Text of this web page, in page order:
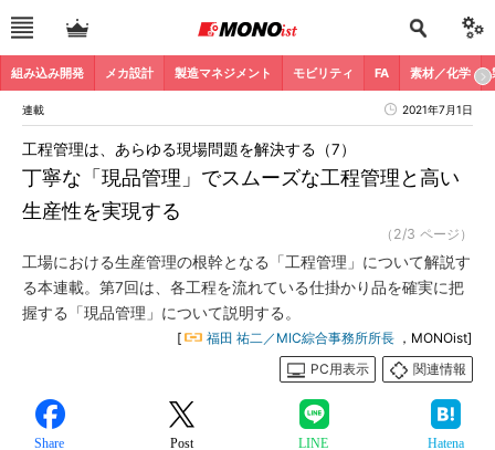
組み込み開発 メカ設計 製造マネジメント モビリティ FA 素材／化学
連載 2021年7月1日
丁寧な「現品管理」でスムーズな工程管理と高い
生産性を実現する
工程管理は、あらゆる現場問題を解決する（7）
（2/3 ページ）
工場における生産管理の根幹となる「工程管理」について解説す
る本連載。第7回は、各工程を流れている仕掛かり品を確実に把
握する「現品管理」について説明する。
[ 福田 祐二／MIC綜合事務所所長 ，MONOist]
PC用表示
関連情報
Share Post LINE Hatena